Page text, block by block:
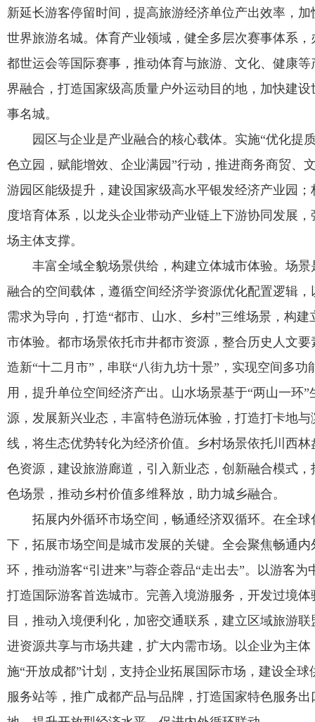
新延长游客停留时间，提高旅游经济单位产出效率，加
世界旅游名城。体育产业领域，健全多层次赛事体系，
都世运会等国际赛事，推动体育与旅游、文化、健康等
界融合，打造国家级高质量户外运动目的地，加快建设
事名城。
园区与企业是产业融合的核心载体。实施“优化提
色立园，赋能增效、企业满园”行动，推进商务商贸、
游园区能级提升，建设国家级高水平银发经济产业园；
度培育体系，以龙头企业带动产业链上下游协同发展，
场主体支撑。
丰富全域全貌场景供给，构建立体城市体验。场景
融合的空间载体，遵循空间经济学资源优化配置逻辑，
需求为导向，打造“都市、山水、乡村”三维场景，构建
市体验。都市场景依托市井都市资源，整合历史人文要
造新“十二月市”，串联“八街九坊十景”，实现空间多功
用，提升单位空间经济产出。山水场景基于“两山一环”
源，发展新兴业态，丰富特色游玩体验，打造打卡地与
线，将生态优势转化为经济价值。乡村场景依托川西林
色资源，建设旅游廊道，引入新业态，创新融合模式，
色场景，推动乡村价值多维释放，助力城乡融合。
拓展内外循环市场空间，畅通经济双循环。在全球
下，拓展市场空间是城市发展的关键。全会聚焦畅通内
环，推动游客“引进来”与蓉企蓉品“走出去”。以游客为
打造国际游客首选城市。完善入境游服务，开发过境体
目，推动入境便利化，加密交通联系，建立区域旅游联
进资源共享与市场共建，扩大内需市场。以企业为主体
施“开放成都”计划，支持企业拓展国际市场，建设全球
服务站等，推广成都产品与品牌，打造国家特色服务出